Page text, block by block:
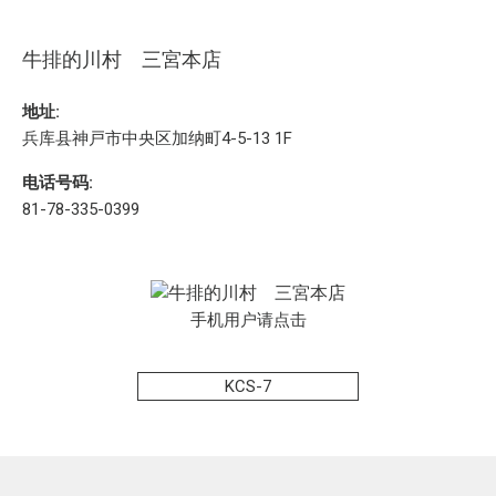
牛排的川村 三宮本店
地址:
兵库县神戸市中央区加纳町4-5-13 1F
电话号码:
81-78-335-0399
手机用户请点击
KCS-7